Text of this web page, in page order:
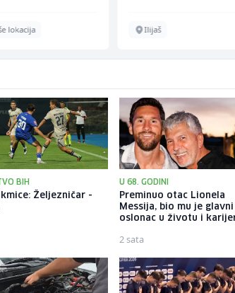
lokacija Ilijaš
BIH
Željezničar -
U 68. GODINI
Preminuo otac Lionela
Messija, bio mu je glavni
oslonac u životu i
2 sata